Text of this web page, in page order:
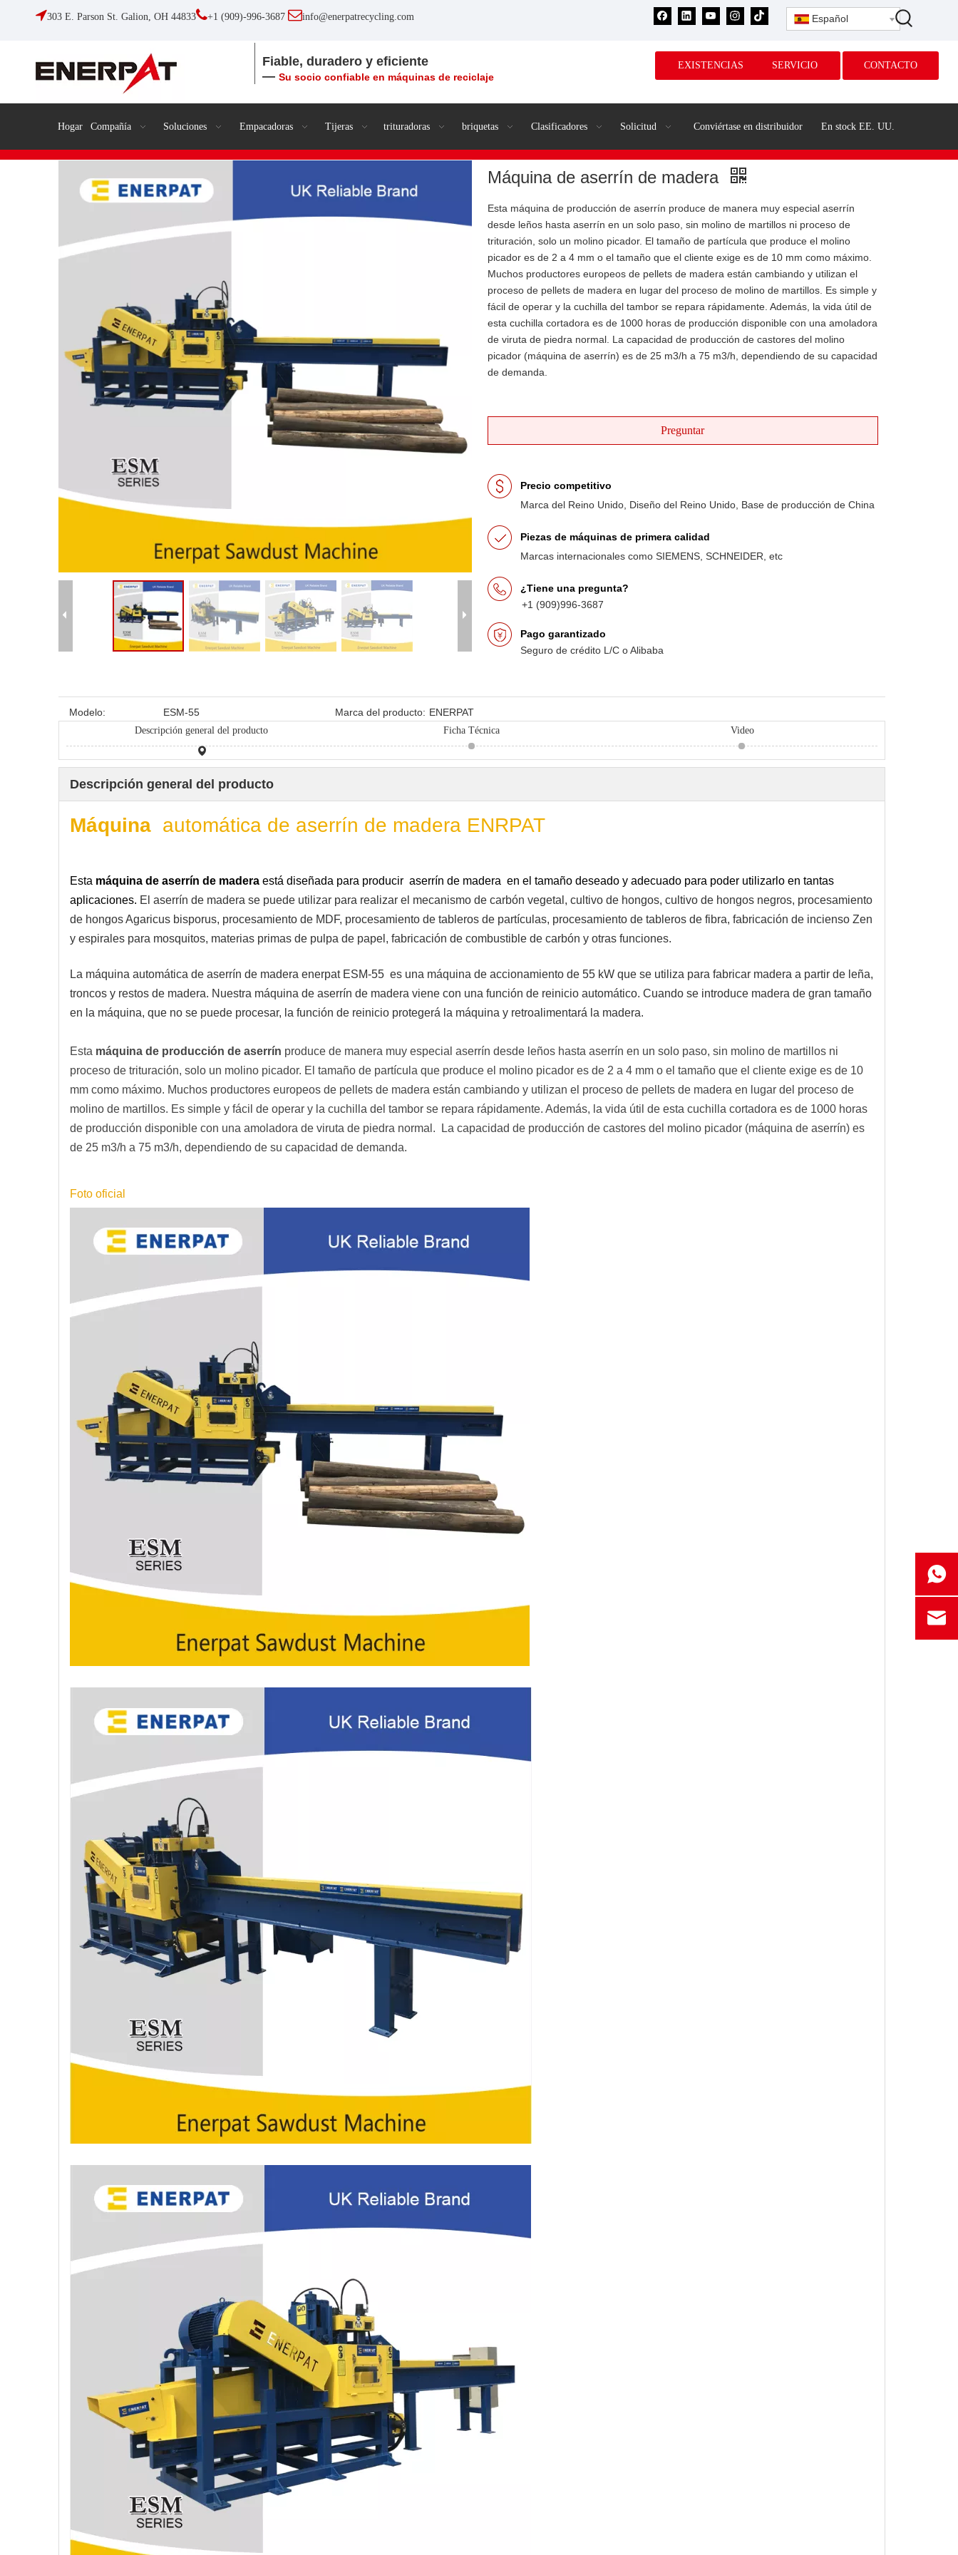
303 E. Parson St. Galion, OH 44833+1 (909)-996-3687 info@enerpatrecycling.com Español
Fiable, duradero y eficiente
—Su socio confiable en máquinas de reciclaje
EXISTENCIAS SERVICIO CONTACTO
Hogar Compañía Soluciones Empacadoras Tijeras trituradoras briquetas Clasificadores Solicitud Conviértase en distribuidor En stock EE. UU.
Máquina de aserrín de madera
Esta máquina de producción de aserrín produce de manera muy especial aserrín
desde leños hasta aserrín en un solo paso, sin molino de martillos ni proceso de
trituración, solo un molino picador. El tamaño de partícula que produce el molino
picador es de 2 a 4 mm o el tamaño que el cliente exige es de 10 mm como máximo.
Muchos productores europeos de pellets de madera están cambiando y utilizan el
proceso de pellets de madera en lugar del proceso de molino de martillos. Es simple y
fácil de operar y la cuchilla del tambor se repara rápidamente. Además, la vida útil de
esta cuchilla cortadora es de 1000 horas de producción disponible con una amoladora
de viruta de piedra normal. La capacidad de producción de castores del molino
picador (máquina de aserrín) es de 25 m3/h a 75 m3/h, dependiendo de su capacidad
de demanda.
Preguntar
Precio competitivo
Marca del Reino Unido, Diseño del Reino Unido, Base de producción de China
Piezas de máquinas de primera calidad
Marcas internacionales como SIEMENS, SCHNEIDER, etc
¿Tiene una pregunta?
+1 (909)996-3687
Pago garantizado
Seguro de crédito L/C o Alibaba
Modelo: ESM-55 Marca del producto: ENERPAT
Descripción general del producto Ficha Técnica Video
Descripción general del producto
Máquina automática de aserrín de madera ENRPAT
Esta máquina de aserrín de madera está diseñada para producir aserrín de madera en el tamaño deseado y adecuado para poder utilizarlo en tantas
aplicaciones. El aserrín de madera se puede utilizar para realizar el mecanismo de carbón vegetal, cultivo de hongos, cultivo de hongos negros, procesamiento
de hongos Agaricus bisporus, procesamiento de MDF, procesamiento de tableros de partículas, procesamiento de tableros de fibra, fabricación de incienso Zen
y espirales para mosquitos, materias primas de pulpa de papel, fabricación de combustible de carbón y otras funciones.
La máquina automática de aserrín de madera enerpat ESM-55 es una máquina de accionamiento de 55 kW que se utiliza para fabricar madera a partir de leña,
troncos y restos de madera. Nuestra máquina de aserrín de madera viene con una función de reinicio automático. Cuando se introduce madera de gran tamaño
en la máquina, que no se puede procesar, la función de reinicio protegerá la máquina y retroalimentará la madera.
Esta máquina de producción de aserrín produce de manera muy especial aserrín desde leños hasta aserrín en un solo paso, sin molino de martillos ni
proceso de trituración, solo un molino picador. El tamaño de partícula que produce el molino picador es de 2 a 4 mm o el tamaño que el cliente exige es de 10
mm como máximo. Muchos productores europeos de pellets de madera están cambiando y utilizan el proceso de pellets de madera en lugar del proceso de
molino de martillos. Es simple y fácil de operar y la cuchilla del tambor se repara rápidamente. Además, la vida útil de esta cuchilla cortadora es de 1000 horas
de producción disponible con una amoladora de viruta de piedra normal.
La capacidad de producción de castores del molino picador (máquina de aserrín) es
de 25 m3/h a 75 m3/h, dependiendo de su capacidad de demanda.
Foto oficial